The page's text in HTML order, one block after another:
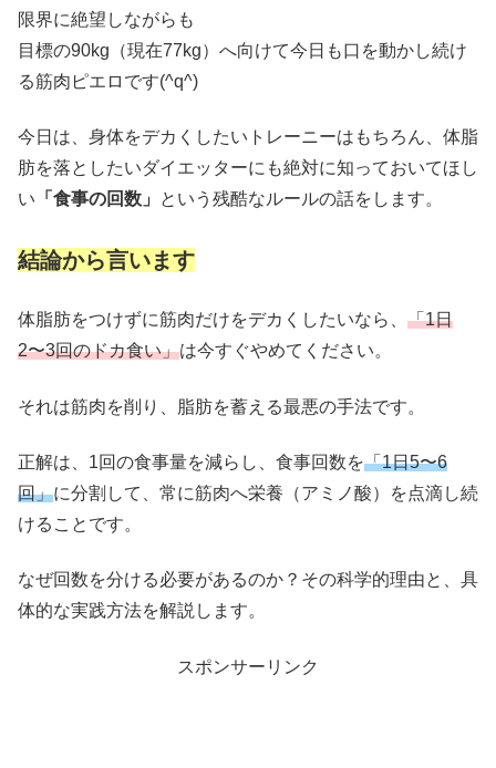
限界に絶望しながらも
目標の90kg（現在77kg）へ向けて今日も口を動かし続け
る筋肉ピエロです(^q^)
今日は、身体をデカくしたいトレーニーはもちろん、体脂
肪を落としたいダイエッターにも絶対に知っておいてほし
い 「食事の回数」 という残酷なルールの話をします。
結論から言います
体脂肪をつけずに筋肉だけをデカくしたいなら、 「1日
2〜3回のドカ食い」は今すぐやめてください。
それは筋肉を削り、脂肪を蓄える最悪の手法です。
正解は、1回の食事量を減らし、食事回数を「1日5〜6
回」に分割して、常に筋肉へ栄養（アミノ酸）を点滴し続
けることです。
なぜ回数を分ける必要があるのか？その科学的理由と、具
体的な実践方法を解説します。
スポンサーリンク